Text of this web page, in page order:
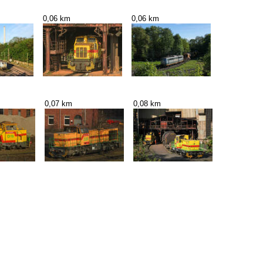
0,06 km 0,06 km
0,07 km 0,08 km